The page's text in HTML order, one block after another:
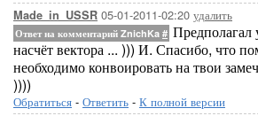
Made_in_USSR 05-01-2011-02:20 удалить
Ответ на комментарий ZnichKa # Предполагал
насчёт вектора ... ))) И. Спасибо, что
необходимо конвоировать на твои
))))
Обратиться - Ответить - К полной версии